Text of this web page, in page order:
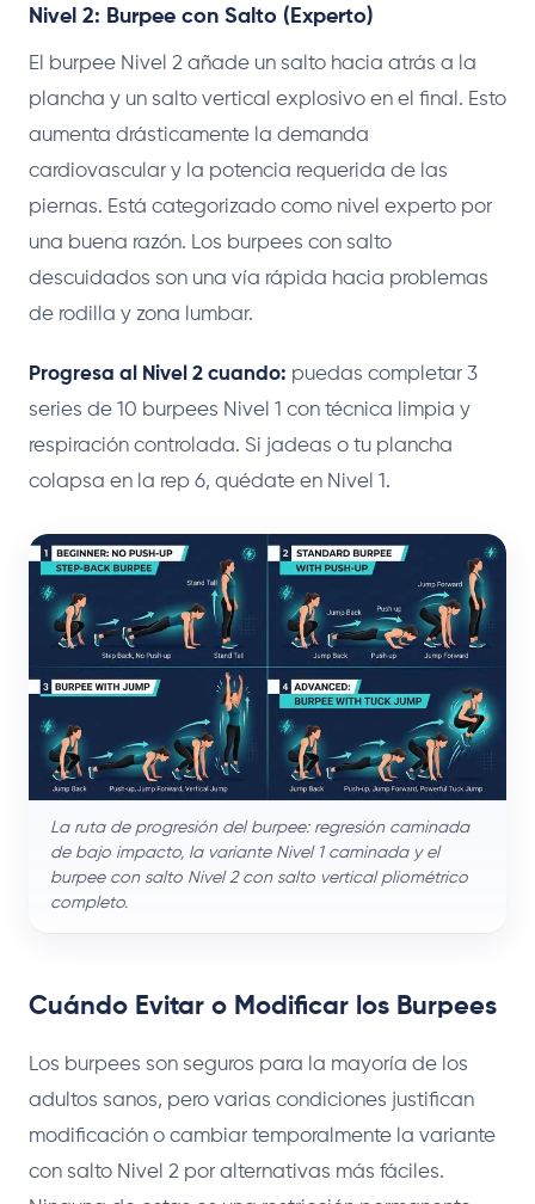
Nivel 2: Burpee con Salto (Experto)
El burpee Nivel 2 añade un salto hacia atrás a la
plancha y un salto vertical explosivo en el final. Esto
aumenta drásticamente la demanda
cardiovascular y la potencia requerida de las
piernas. Está categorizado como nivel experto por
una buena razón. Los burpees con salto
descuidados son una vía rápida hacia problemas
de rodilla y zona lumbar.
Progresa al Nivel 2 cuando: puedas completar 3
series de 10 burpees Nivel 1 con técnica limpia y
respiración controlada. Si jadeas o tu plancha
colapsa en la rep 6, quédate en Nivel 1.
La ruta de progresión del burpee: regresión caminada
de bajo impacto, la variante Nivel 1 caminada y el
burpee con salto Nivel 2 con salto vertical pliométrico
completo.
Cuándo Evitar o Modificar los Burpees
Los burpees son seguros para la mayoría de los
adultos sanos, pero varias condiciones justifican
modificación o cambiar temporalmente la variante
con salto Nivel 2 por alternativas más fáciles.